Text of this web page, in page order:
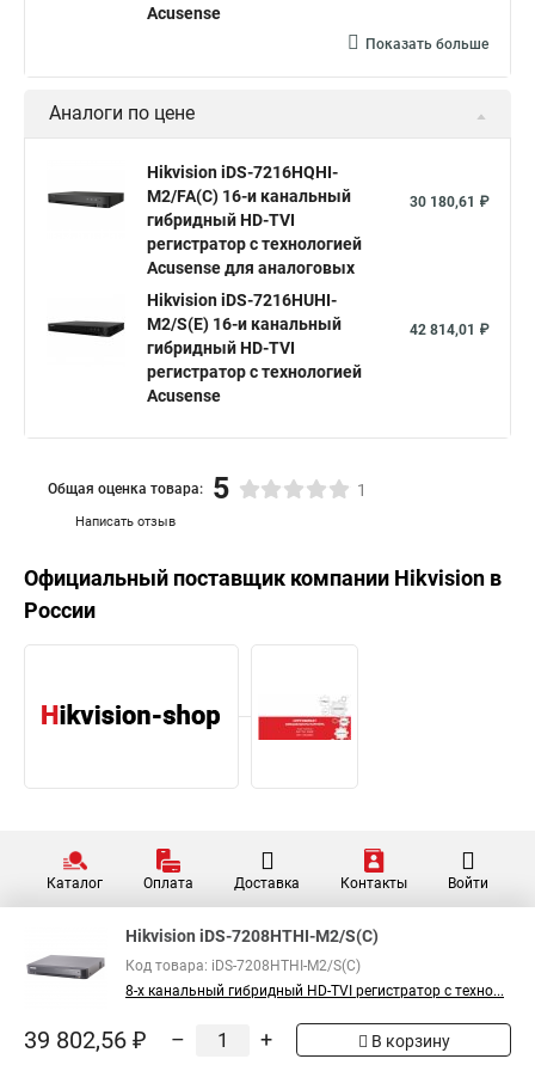
Acusense
Показать больше
Аналоги по цене
Hikvision iDS-7216HQHI-
M2/FA(C) 16-и канальный
гибридный HD-TVI
регистратор с технологией
Acusense для аналоговых
30 180,61 ₽
Hikvision iDS-7216HUHI-
M2/S(E) 16-и канальный
гибридный HD-TVI
регистратор с технологией
Acusense
42 814,01 ₽
Написать отзыв
Общая оценка товара: 5 1
Официальный поставщик компании Hikvision в
России
Каталог Оплата Доставка Контакты Войти
Hikvision iDS-7208HTHI-M2/S(C)
Код товара: iDS-7208HTHI-M2/S(C)
8-х канальный гибридный HD-TVI регистратор с техно...
39 802,56 ₽ – + В корзину